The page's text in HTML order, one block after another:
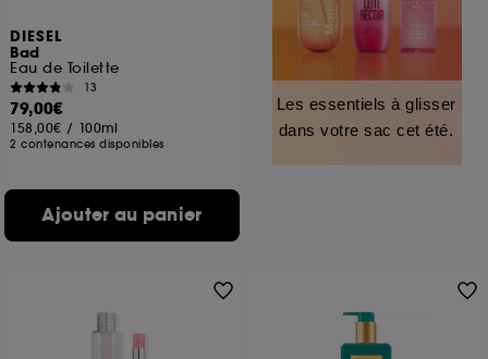
DIESEL
Bad
Eau de Toilette
13
79,00€
158,00€ / 100ml
2 contenances disponibles
Ajouter au panier
Les essentiels à glisser
dans votre sac cet été.